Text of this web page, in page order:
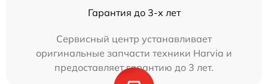
Гарантия до 3-х лет
Сервисный центр устанавливает
оригинальные запчасти техники Harvia и
предоставляет гарантию до 3 лет.